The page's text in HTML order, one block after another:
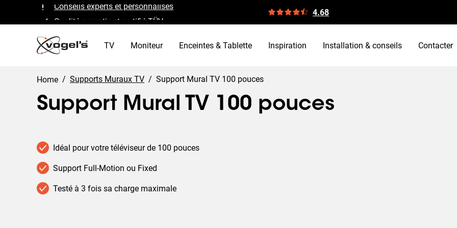
Qualité garantie et certifié TÜV
4.68
TV Moniteur Enceintes & Tablette Inspiration Installation & conseils Contacter
Home / Supports Muraux TV / Support Mural TV 100 pouces
Support Mural TV 100 pouces
Idéal pour votre téléviseur de 100 pouces
Support Full-Motion ou Fixed
Testé à 3 fois sa charge maximale